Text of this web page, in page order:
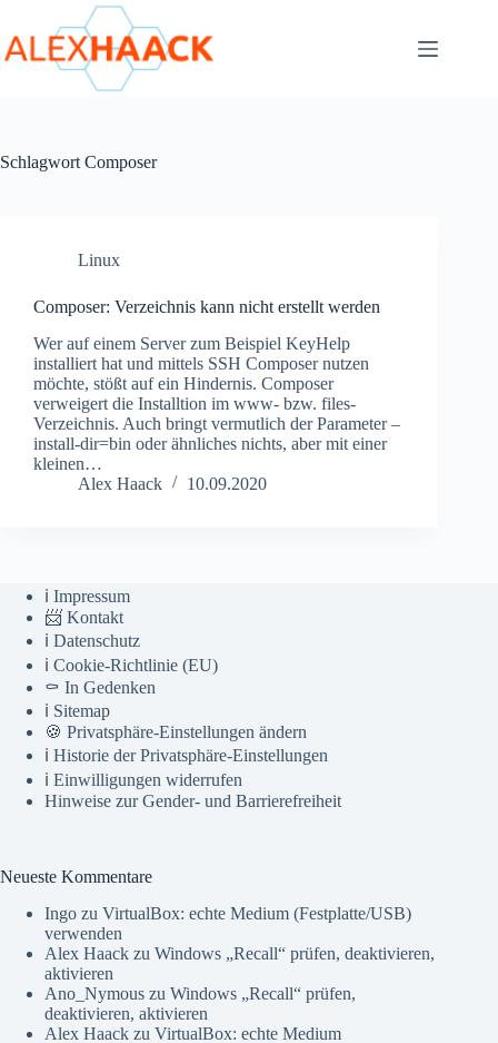
springen
Schlagwort Composer
Linux
Composer: Verzeichnis kann nicht erstellt werden
Wer auf einem Server zum Beispiel KeyHelp
installiert hat und mittels SSH Composer nutzen
möchte, stößt auf ein Hindernis. Composer
verweigert die Installtion im www- bzw. files-
Verzeichnis. Auch bringt vermutlich der Parameter –
install-dir=bin oder ähnliches nichts, aber mit einer
kleinen…
Alex Haack
10.09.2020
ℹ️ Impressum
📨 Kontakt
ℹ️ Datenschutz
ℹ️ Cookie-Richtlinie (EU)
⚰️ In Gedenken
ℹ️ Sitemap
🍪 Privatsphäre-Einstellungen ändern
ℹ️ Historie der Privatsphäre-Einstellungen
ℹ️ Einwilligungen widerrufen
Hinweise zur Gender- und Barrierefreiheit
Neueste Kommentare
Ingo zu VirtualBox: echte Medium (Festplatte/USB)
verwenden
Alex Haack zu Windows „Recall“ prüfen, deaktivieren,
aktivieren
Ano_Nymous zu Windows „Recall“ prüfen,
deaktivieren, aktivieren
Alex Haack zu VirtualBox: echte Medium